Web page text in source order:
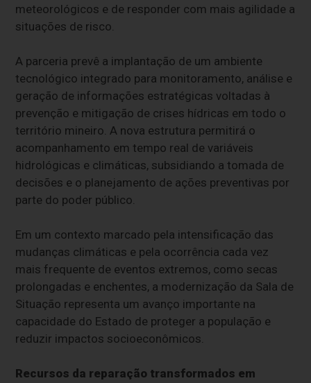
meteorológicos e de responder com mais agilidade a
situações de risco.
A parceria prevê a implantação de um ambiente
tecnológico integrado para monitoramento, análise e
geração de informações estratégicas voltadas à
prevenção e mitigação de crises hídricas em todo o
território mineiro. A nova estrutura permitirá o
acompanhamento em tempo real de variáveis
hidrológicas e climáticas, subsidiando a tomada de
decisões e o planejamento de ações preventivas por
parte do poder público.
Em um contexto marcado pela intensificação das
mudanças climáticas e pela ocorrência cada vez
mais frequente de eventos extremos, como secas
prolongadas e enchentes, a modernização da Sala de
Situação representa um avanço importante na
capacidade do Estado de proteger a população e
reduzir impactos socioeconômicos.
Recursos da reparação transformados em